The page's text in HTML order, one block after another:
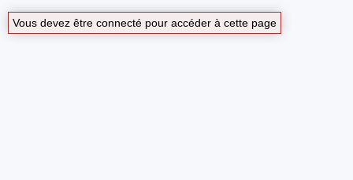
Vous devez être connecté pour accéder à cette page